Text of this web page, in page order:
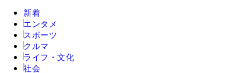
新着
エンタメ
スポーツ
クルマ
ライフ・文化
社会